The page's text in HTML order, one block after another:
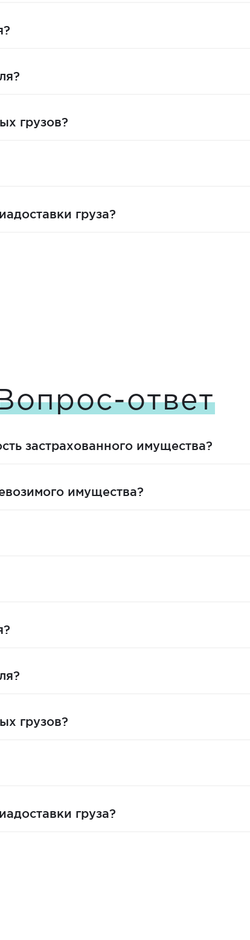
грузов?
груза?
ответ
застрахованного имущества?
имущества?
грузов?
груза?